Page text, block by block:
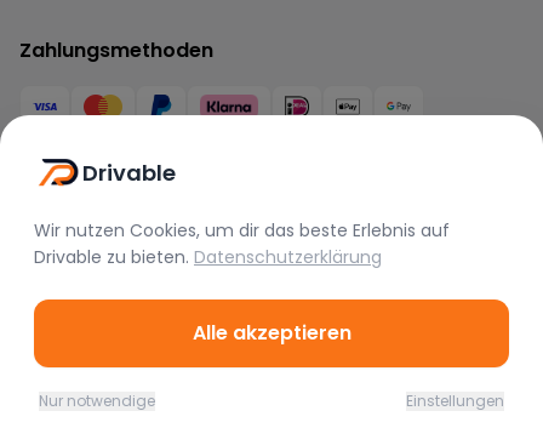
Zahlungsmethoden
Marken
Lamborghini
McLaren
Tesla
Range Rover
Drivable
Wir nutzen Cookies, um dir das beste Erlebnis auf
Drivable zu bieten. Datenschutzerklärung
Alle akzeptieren
Nur notwendige Einstellungen